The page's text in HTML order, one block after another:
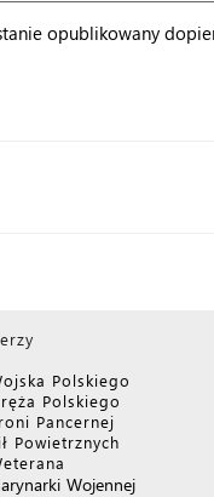
opublikowany
Polskiego
Polskiego
Pancernej
Powietrznych
Wojennej